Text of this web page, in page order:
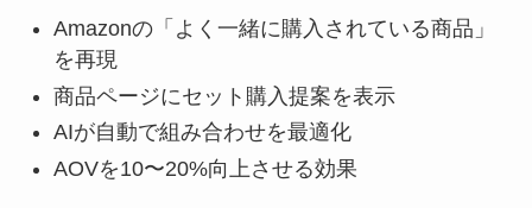
Amazonの「よく一緒に購入されている商品」
を再現
商品ページにセット購入提案を表示
AIが自動で組み合わせを最適化
AOVを10〜20%向上させる効果